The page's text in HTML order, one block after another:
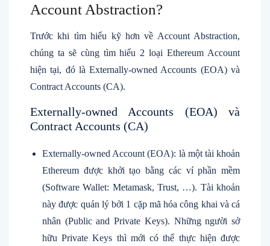
Account Abstraction?
Trước khi tìm hiểu kỹ hơn về Account Abstraction,
chúng ta sẽ cùng tìm hiểu 2 loại Ethereum Account
hiện tại, đó là Externally-owned Accounts (EOA) và
Contract Accounts (CA).
Externally-owned Accounts (EOA) và
Contract Accounts (CA)
Externally-owned Account (EOA): là một tài khoản
Ethereum được khởi tạo bằng các ví phần mềm
(Software Wallet: Metamask, Trust, …). Tài khoản
này được quản lý bởi 1 cặp mã hóa công khai và cá
nhân (Public and Private Keys). Những người sở
hữu Private Keys thì mới có thể thực hiện được